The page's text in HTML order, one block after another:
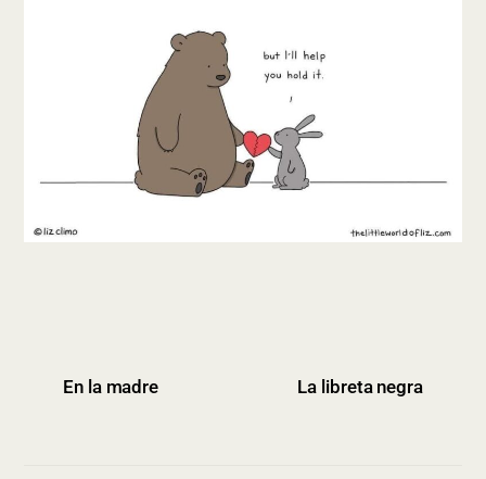
En la madre La libreta negra